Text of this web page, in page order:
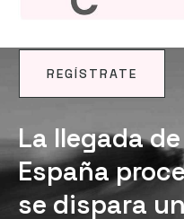
REGÍSTRATE
NOTICIAS
La llegada
España
se dispara